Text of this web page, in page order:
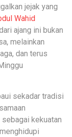
jejak yang
Wahid
ajang ini bukan
melainkan
dan terus
sekadar tradisi
kekuatan